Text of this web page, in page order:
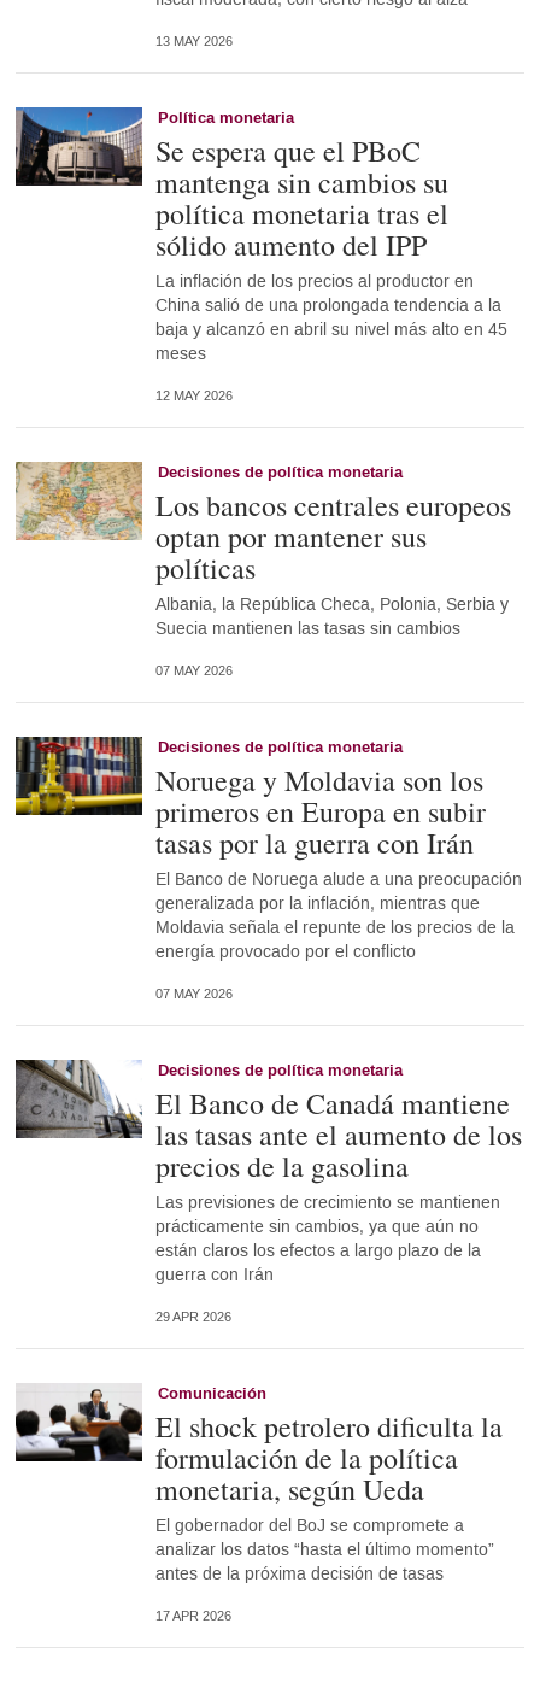
13 MAY 2026
Política monetaria
Se espera que el PBoC
mantenga sin cambios su
política monetaria tras el
sólido aumento del IPP
La inflación de los precios al productor en
China salió de una prolongada tendencia a la
baja y alcanzó en abril su nivel más alto en 45
meses
12 MAY 2026
Decisiones de política monetaria
Los bancos centrales europeos
optan por mantener sus
políticas
Albania, la República Checa, Polonia, Serbia y
Suecia mantienen las tasas sin cambios
07 MAY 2026
Decisiones de política monetaria
Noruega y Moldavia son los
primeros en Europa en subir
tasas por la guerra con Irán
El Banco de Noruega alude a una preocupación
generalizada por la inflación, mientras que
Moldavia señala el repunte de los precios de la
energía provocado por el conflicto
07 MAY 2026
Decisiones de política monetaria
El Banco de Canadá mantiene
las tasas ante el aumento de los
precios de la gasolina
Las previsiones de crecimiento se mantienen
prácticamente sin cambios, ya que aún no
están claros los efectos a largo plazo de la
guerra con Irán
29 APR 2026
Comunicación
El shock petrolero dificulta la
formulación de la política
monetaria, según Ueda
El gobernador del BoJ se compromete a
analizar los datos “hasta el último momento”
antes de la próxima decisión de tasas
17 APR 2026